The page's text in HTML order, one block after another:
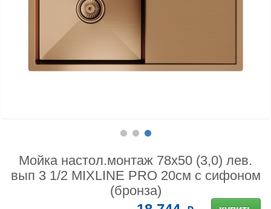
Мойка настол.монтаж 78х50 (3,0) лев.
вып 3 1/2 MIXLINE PRO 20см с сифоном
(бронза)